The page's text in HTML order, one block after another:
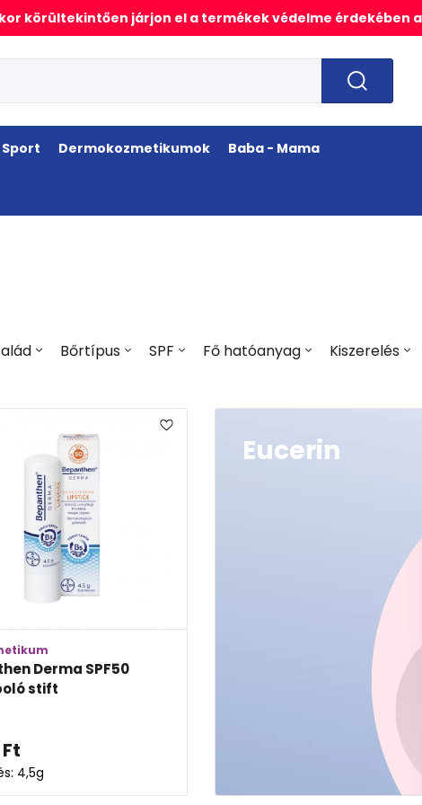
körültekintően járjon el a termékek védelme érdekében
Sport Dermokozmetikumok Baba - Mama
Bőrtípus SPF Fő hatóanyag Kiszerelés
Derma SPF50
stift
Ft
4,5g
Eucerin